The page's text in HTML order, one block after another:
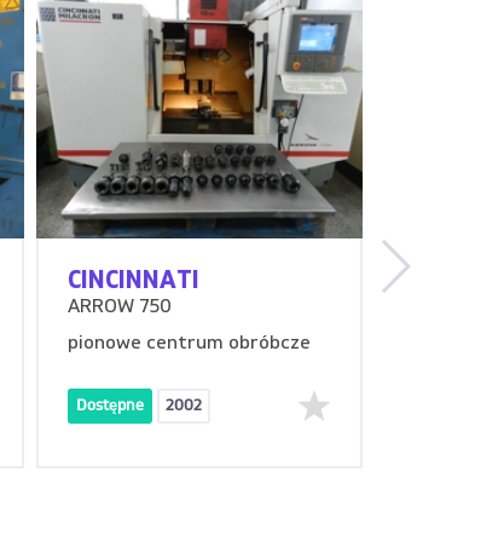
CINCINNATI
ARROW 750
pionowe centrum obróbcze
Dostępne 2002